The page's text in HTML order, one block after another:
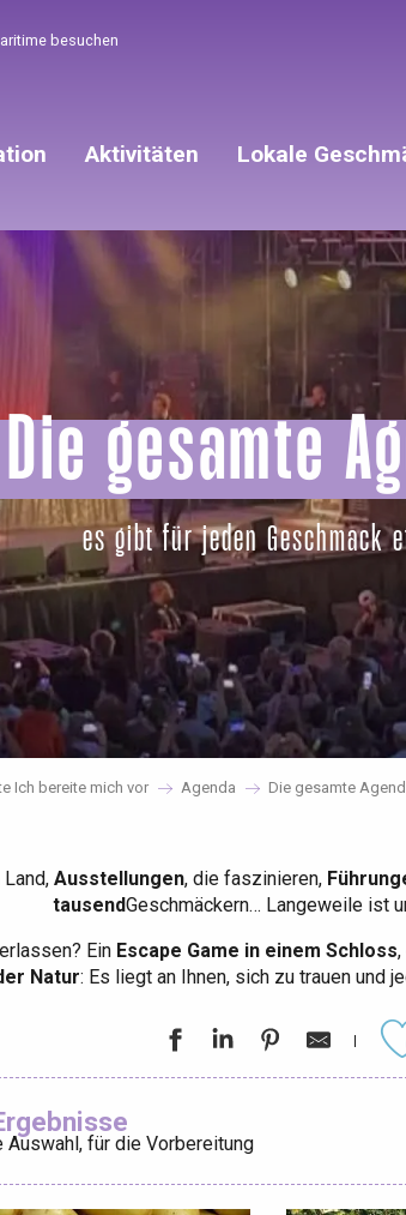
besuchen
Aktivitäten Lokale
Die gesamte
es gibt für jeden Geschmack
Ich bereite mich vor Agenda Die gesamte
Ausstellungen, die faszinieren,
tausendGeschmäckern… Langeweile ist
Ein Escape Game in einem Schloss
Natur: Es liegt an Ihnen, sich zu trauen und
Auswahl, für die Vorbereitung